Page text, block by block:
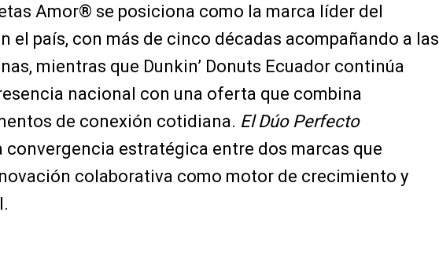
Amor® se posiciona como la marca líder del
el país, con más de cinco décadas acompañando a las
mientras que Dunkin’ Donuts Ecuador continúa
nacional con una oferta que combina
de conexión cotidiana. El Dúo Perfecto
convergencia estratégica entre dos marcas que
colaborativa como motor de crecimiento y